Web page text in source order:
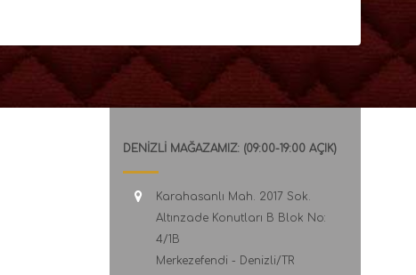
DENİZLİ MAĞAZAMIZ: (09:00-19:00 AÇIK)
Karahasanlı Mah. 2017 Sok.
Altınzade Konutları B Blok No:
4/1B
Merkezefendi - Denizli/TR